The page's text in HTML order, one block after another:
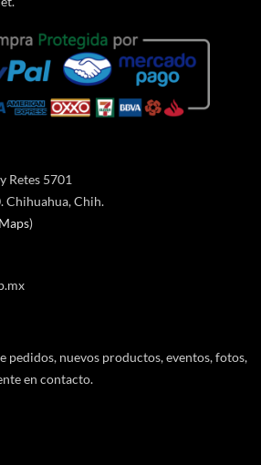
Retes 5701
Chihuahua, Chih.
)
pedidos, nuevos productos, eventos, fotos,
en contacto.